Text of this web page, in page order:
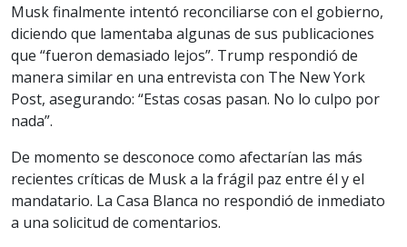
Musk finalmente intentó reconciliarse con el gobierno,
diciendo que lamentaba algunas de sus publicaciones
que “fueron demasiado lejos”. Trump respondió de
manera similar en una entrevista con The New York
Post, asegurando: “Estas cosas pasan. No lo culpo por
nada”.
De momento se desconoce como afectarían las más
recientes críticas de Musk a la frágil paz entre él y el
mandatario. La Casa Blanca no respondió de inmediato
a una solicitud de comentarios.